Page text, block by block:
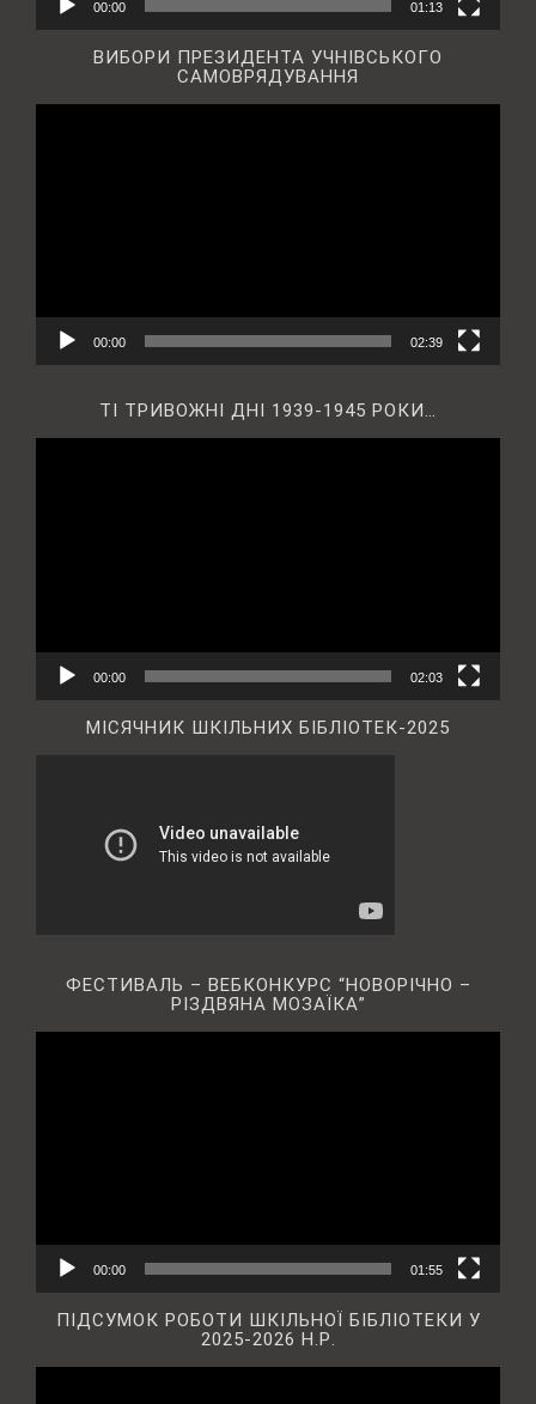
00:00 01:13
ВИБОРИ ПРЕЗИДЕНТА УЧНІВСЬКОГО
САМОВРЯДУВАННЯ
00:00 02:39
ТІ ТРИВОЖНІ ДНІ 1939-1945 РОКИ…
00:00 02:03
МІСЯЧНИК ШКІЛЬНИХ БІБЛІОТЕК-2025
ФЕСТИВАЛЬ – ВЕБКОНКУРС “НОВОРІЧНО –
РІЗДВЯНА МОЗАЇКА”
00:00 01:55
ПІДСУМОК РОБОТИ ШКІЛЬНОЇ БІБЛІОТЕКИ У
2025-2026 Н.Р.